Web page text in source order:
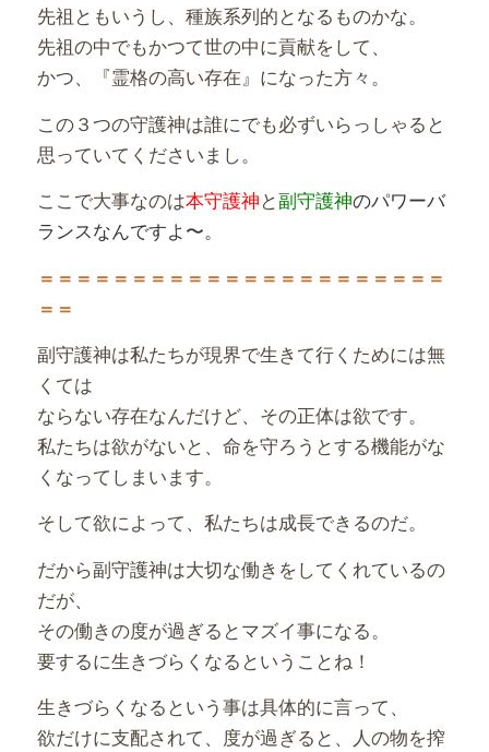
先祖ともいうし、種族系列的となるものかな。
先祖の中でもかつて世の中に貢献をして、
かつ、『霊格の高い存在』になった方々。
この３つの守護神は誰にでも必ずいらっしゃると
思っていてくださいまし。
ここで大事なのは本守護神と副守護神のパワーバ
ランスなんですよ〜。
＝＝＝＝＝＝＝＝＝＝＝＝＝＝＝＝＝＝＝＝＝＝
＝＝
副守護神は私たちが現界で生きて行くためには無
くては
ならない存在なんだけど、その正体は欲です。
私たちは欲がないと、命を守ろうとする機能がな
くなってしまいます。
そして欲によって、私たちは成長できるのだ。
だから副守護神は大切な働きをしてくれているの
だが、
その働きの度が過ぎるとマズイ事になる。
要するに生きづらくなるということね！
生きづらくなるという事は具体的に言って、
欲だけに支配されて、度が過ぎると、人の物を搾